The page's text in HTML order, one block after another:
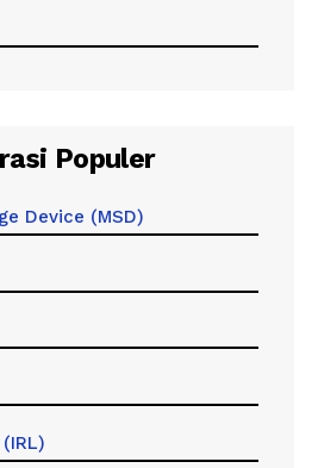
Populer
Device (MSD)